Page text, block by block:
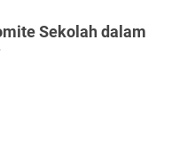
Sekolah dalam